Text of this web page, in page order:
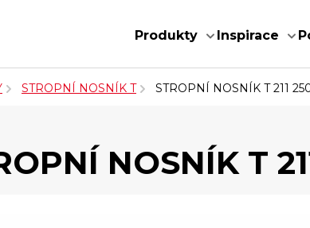
Produkty Inspirace
STROPNÍ NOSNÍK T STROPNÍ NOSNÍK T 211
NOSNÍK T